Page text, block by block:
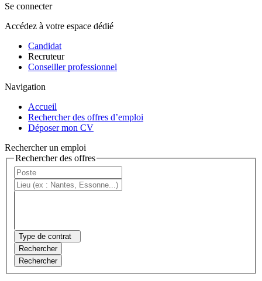
Se connecter
Accédez à votre espace dédié
Candidat
Recruteur
Conseiller professionnel
Navigation
Accueil
Rechercher des offres d’emploi
Déposer mon CV
Rechercher un emploi
Rechercher des offres
Type de contrat
Rechercher
Rechercher